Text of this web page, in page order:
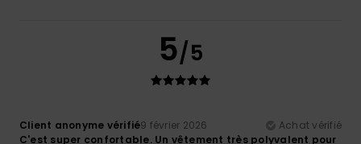
5/5
Client anonyme vérifié9 février 2026
Achat vérifié
C'est super confortable. Un vêtement très polyvalent pour